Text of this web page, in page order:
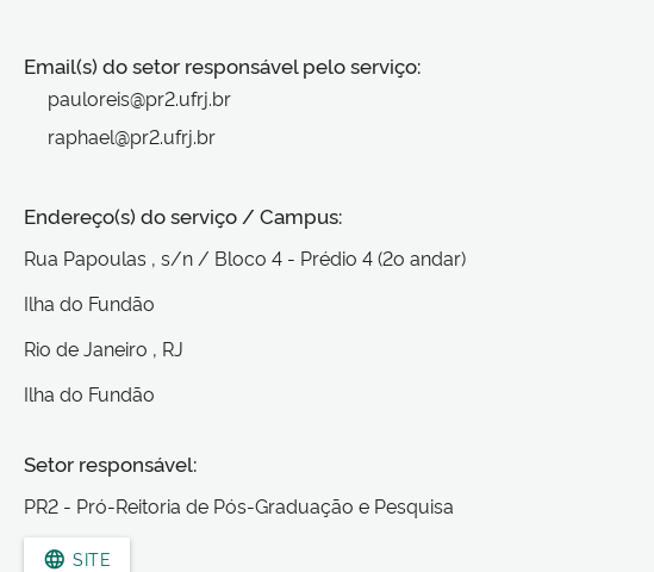
Email(s) do setor responsável pelo serviço:
pauloreis@pr2.ufrj.br
raphael@pr2.ufrj.br
Endereço(s) do serviço / Campus:
Rua Papoulas , s/n / Bloco 4 - Prédio 4 (2o andar)
Ilha do Fundão
Rio de Janeiro , RJ
Ilha do Fundão
Setor responsável:
PR2 - Pró-Reitoria de Pós-Graduação e Pesquisa
language SITE